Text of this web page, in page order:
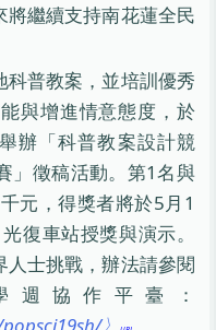
繼續支持南花蓮全民
普教案，並培訓優秀
與增進情意態度，於
辦「科普教案設計競
」徵稿活動。第1名與
元，得獎者將於5月1
復車站授獎與演示。
士挑戰，辦法請參閱
週協作平臺：
〉